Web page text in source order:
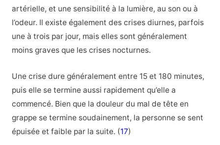
artérielle, et une sensibilité à la lumière, au son ou à
l’odeur. Il existe également des crises diurnes, parfois
une à trois par jour, mais elles sont généralement
moins graves que les crises nocturnes.
Une crise dure généralement entre 15 et 180 minutes,
puis elle se termine aussi rapidement qu’elle a
commencé. Bien que la douleur du mal de tête en
grappe se termine soudainement, la personne se sent
épuisée et faible par la suite. (17)